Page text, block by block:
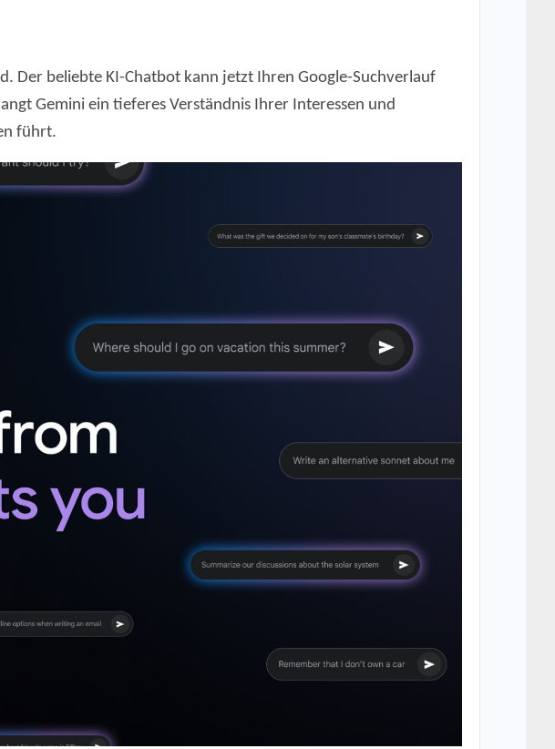
Der beliebte KI-Chatbot kann jetzt Ihren Google-Suchverlauf
Gemini ein tieferes Verständnis Ihrer Interessen und
führt.